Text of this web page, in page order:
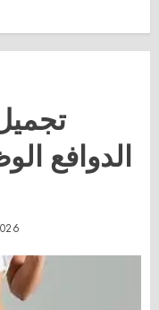
الدوافع